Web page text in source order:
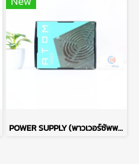
POWER SUPPLY (พาวเวอร์ซัพพลาย) ANTEC ATOM V550 550W P13722